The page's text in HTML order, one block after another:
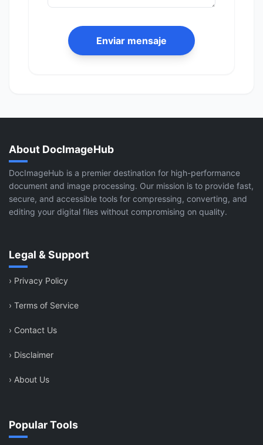
Enviar mensaje
About DocImageHub
DocImageHub is a premier destination for high-performance
document and image processing. Our mission is to provide fast,
secure, and accessible tools for compressing, converting, and
editing your digital files without compromising on quality.
Legal & Support
› Privacy Policy
› Terms of Service
› Contact Us
› Disclaimer
› About Us
Popular Tools